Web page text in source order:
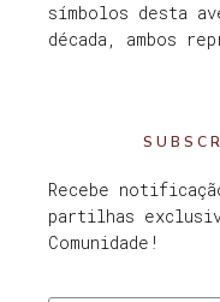
símbolos desta
década, ambos
Recebe
partilhas
Comunidade!